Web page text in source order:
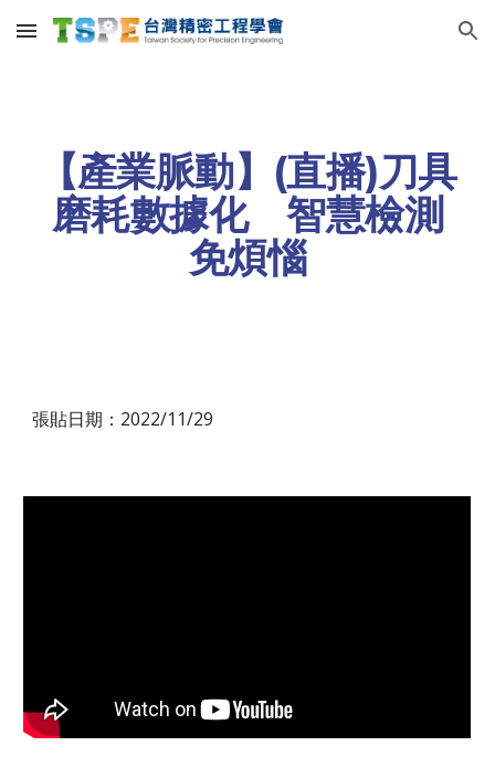
Skip to main content Skip to navigation
【產業脈動】(直播)刀具
磨耗數據化 智慧檢測
免煩惱
張貼日期：2022/11/29